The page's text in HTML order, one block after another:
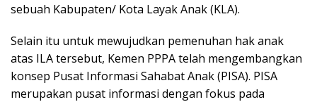
sebuah Kabupaten/ Kota Layak Anak (KLA).
Selain itu untuk mewujudkan pemenuhan hak anak
atas ILA tersebut, Kemen PPPA telah mengembangkan
konsep Pusat Informasi Sahabat Anak (PISA). PISA
merupakan pusat informasi dengan fokus pada